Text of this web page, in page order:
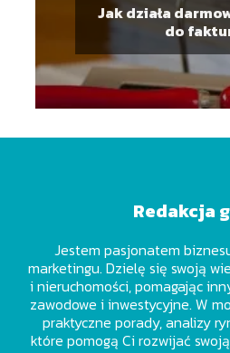
Jak działa
do
Redakcja
Jestem pasjonatem
marketingu. Dzielę się swoją
i nieruchomości, pomagając
zawodowe i inwestycyjne. W
praktyczne porady, analizy
które pomogą Ci rozwijać